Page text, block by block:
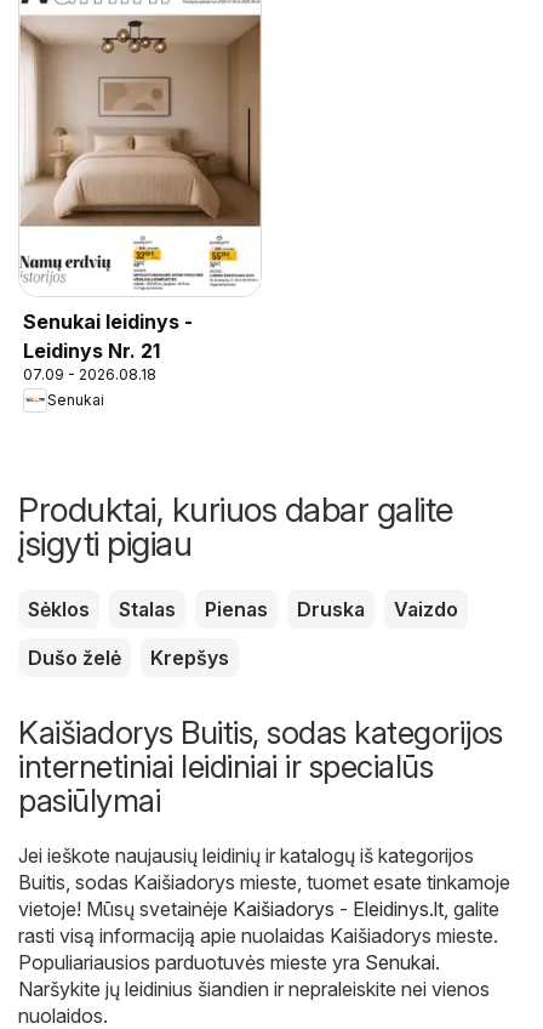
Senukai leidinys -
Leidinys Nr. 21
07.09 - 2026.08.18
Senukai
Produktai, kuriuos dabar galite
įsigyti pigiau
Sėklos Stalas Pienas Druska
Vaizdo
Dušo želė
Krepšys
Kaišiadorys Buitis, sodas kategorijos
internetiniai leidiniai ir specialūs
pasiūlymai
Jei ieškote naujausių leidinių ir katalogų iš kategorijos
Buitis, sodas Kaišiadorys mieste, tuomet esate tinkamoje
vietoje! Mūsų svetainėje Kaišiadorys - Eleidinys.lt , galite
rasti visą informaciją apie nuolaidas Kaišiadorys mieste.
Populiariausios parduotuvės mieste yra Senukai.
Naršykite jų leidinius šiandien ir nepraleiskite nei vienos
nuolaidos.